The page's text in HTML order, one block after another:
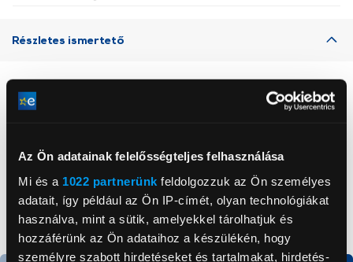
Az Ön adatainak felelősségteljes felhasználása
Mi és a 1022 partnerünk feldolgozzuk az Ön személyes
adatait, így például az Ön IP-címét, olyan technológiákat
használva, mint a sütik, amelyekkel tárolhatjuk és
hozzáférünk az Ön adataihoz a készülékén, hogy
személyre szabott hirdetéseket és tartalmakat, hirdetés-
Részletes ismertető